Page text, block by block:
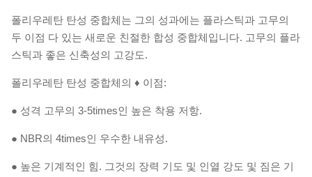
폴리우레탄 탄성 중합체는 그의 성과에는 플라스틱과 고무의
두 이점 다 있는 새로운 친절한 합성 중합체입니다. 고무의 플라
스틱과 좋은 신축성의 고강도.
폴리우레탄 탄성 중합체의 ♦ 이점:
● 성격 고무의 3-5times인 높은 착용 저항.
● NBR의 4times인 우수한 내유성.
● 높은 기계적인 힘. 그것의 장력 기도 및 인열 강도 및 짐은 기